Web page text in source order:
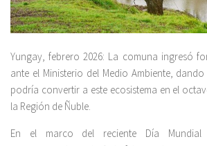
Yungay, febrero 2026: La comuna ingresó
ante el Ministerio del Medio Ambiente,
podría convertir a este ecosistema en el
la Región de Ñuble.
En el marco del reciente Día Mundial